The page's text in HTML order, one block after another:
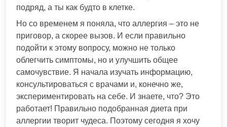
подряд, а ты как будто в клетке.
Но со временем я поняла, что аллергия – это не
приговор, а скорее вызов. И если правильно
подойти к этому вопросу, можно не только
облегчить симптомы, но и улучшить общее
самочувствие. Я начала изучать информацию,
консультироваться с врачами и, конечно же,
экспериментировать на себе. И знаете, что? Это
работает! Правильно подобранная диета при
аллергии творит чудеса. Поэтому сегодня я хочу